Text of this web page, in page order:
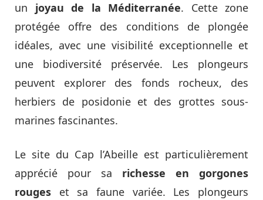
un joyau de la Méditerranée. Cette zone
protégée offre des conditions de plongée
idéales, avec une visibilité exceptionnelle et
une biodiversité préservée. Les plongeurs
peuvent explorer des fonds rocheux, des
herbiers de posidonie et des grottes sous-
marines fascinantes.
Le site du Cap l’Abeille est particulièrement
apprécié pour sa richesse en gorgones
rouges et sa faune variée. Les plongeurs